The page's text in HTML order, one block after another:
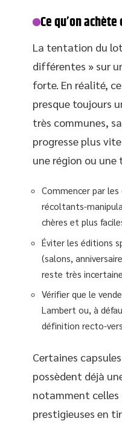
Ce qu’on
La tentation du
différentes » sur
forte. En réalité,
presque toujours
très communes,
progresse plus
une région ou une
Commencer par
récoltants-
chères et plus
Éviter les éditions
(salons,
reste très
Vérifier que le
Lambert ou, à
définition recto-
Certaines
possèdent déjà
notamment celles
prestigieuses en